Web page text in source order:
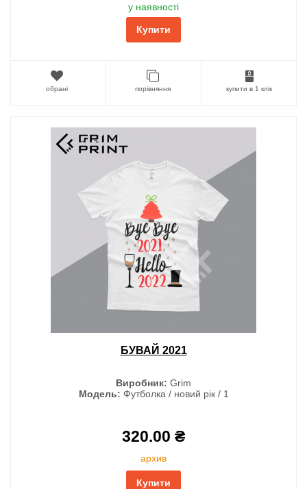
у наявності
Купити
обрані порівняння купити в 1 клік
БУВАЙ 2021
Виробник: Grim
Модель: Футболка / новий рік / 1
320.00 ₴
архив
Купити